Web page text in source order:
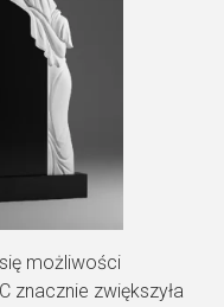
możliwości
znacznie zwiększyła